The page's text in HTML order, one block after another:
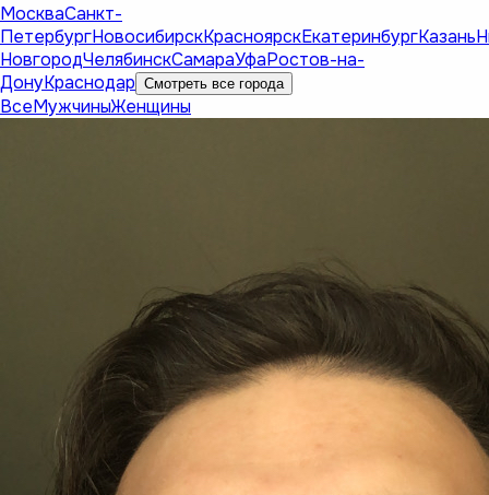
МоскваСанкт-
ПетербургНовосибирскКрасноярскЕкатеринбургКазань
НовгородЧелябинскСамараУфаРостов-на-
ДонуКраснодар Смотреть все города
ВсеМужчиныЖенщины